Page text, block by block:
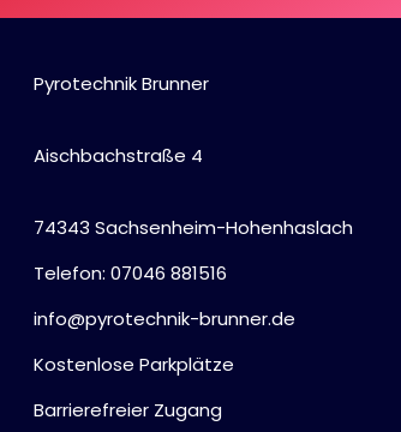
Pyrotechnik Brunner
Aischbachstraße 4
74343 Sachsenheim-Hohenhaslach
Telefon: 07046 881516
info@pyrotechnik-brunner.de
Kostenlose Parkplätze
Barrierefreier Zugang